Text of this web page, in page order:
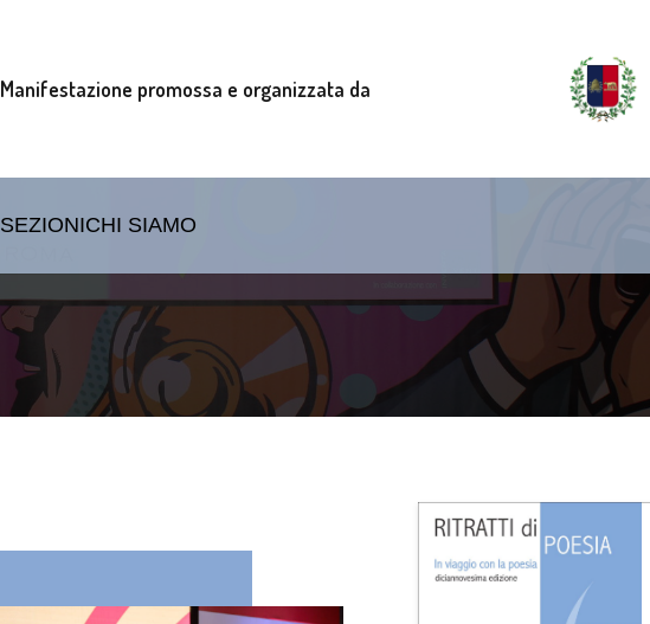
Manifestazione promossa e organizzata da
SEZIONICHI SIAMO